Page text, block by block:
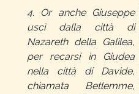
4. Or anche Giuseppe
uscì dalla città di
Nazareth della Galilea,
per recarsi in Giudea
nella città di Davide,
chiamata Betlemme,